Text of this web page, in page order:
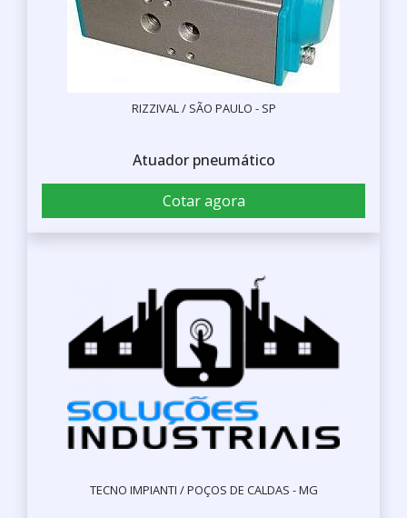
RIZZIVAL / SÃO PAULO - SP
Atuador pneumático
Cotar agora
TECNO IMPIANTI / POÇOS DE CALDAS - MG